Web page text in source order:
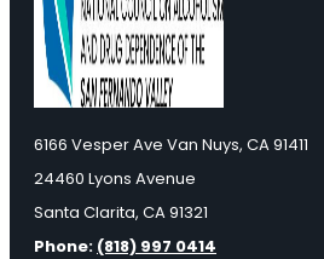
6166 Vesper Ave Van Nuys, CA 91411
24460 Lyons Avenue
Santa Clarita, CA 91321
Phone: (818) 997 0414